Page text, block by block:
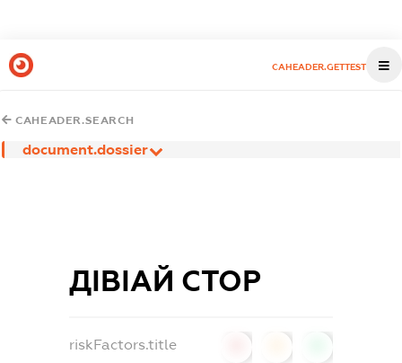
CAHEADER.GETTEST
CAHEADER.SEARCH
document.dossier
ДІВІАЙ СТОР
riskFactors.title